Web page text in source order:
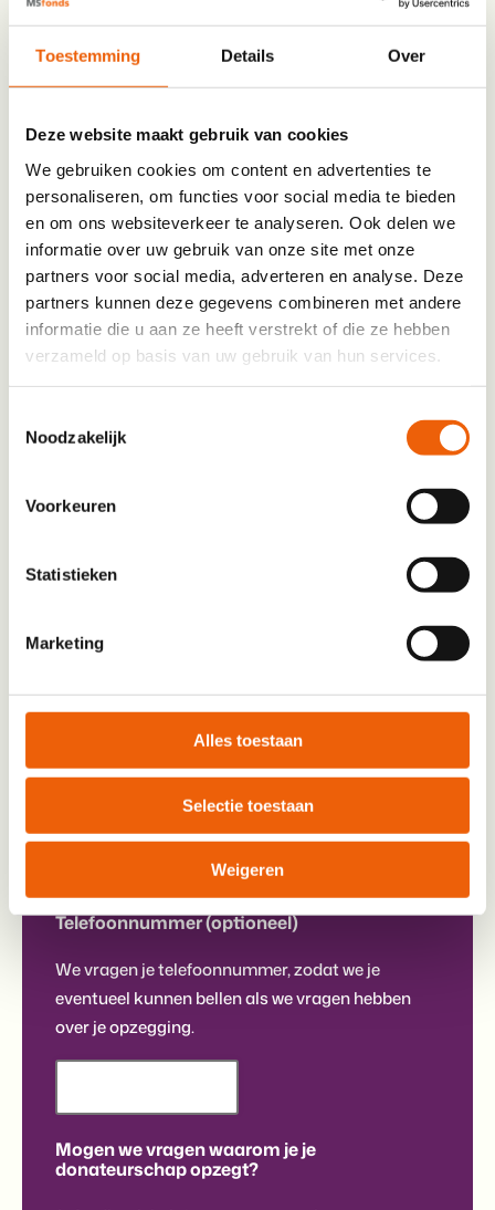
Toestemming Details Over
Deze website maakt gebruik van cookies
We gebruiken cookies om content en advertenties te
personaliseren, om functies voor social media te bieden
en om ons websiteverkeer te analyseren. Ook delen we
informatie over uw gebruik van onze site met onze
partners voor social media, adverteren en analyse. Deze
partners kunnen deze gegevens combineren met andere
informatie die u aan ze heeft verstrekt of die ze hebben
verzameld op basis van uw gebruik van hun services.
Noodzakelijk
Voorkeuren
Statistieken
Marketing
Alles toestaan
Selectie toestaan
Weigeren
waarop ik kan bijdragen aan het MS Fonds
IBAN-rekeningnummer
bedrag van wordt afgeschreven:
Postcode en huisnummer (optioneel)
Vul de postcode en het huisnummer in waarmee
je bij ons bekend bent. Zo kunnen we je gegevens
Postcode
Post
Nee, dank je wel, stuur mij geen post meer
over het MS Fonds (vergeet dan je adres
bovenstaand niet in te vullen)
Telefoonnummer (optioneel)
We vragen je telefoonnummer, zodat we je
eventueel kunnen bellen als we vragen hebben
over je opzegging.
Mogen we vragen waarom je je
donateurschap opzegt?